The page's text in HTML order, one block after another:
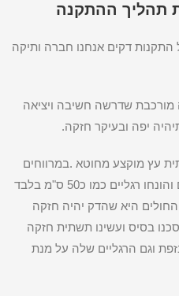
תהליך ההתקנה
דקים אנחנו חברה ותיקה
שדרשה חשיבה ויציאה
יפה ובעיקר חזקה.
עץ מוקצע מחוטא .במרווחים
קטנים של 30-35 ס"מ בין המרישים והונחו רגליים כמו כ50 ס"מ בלבד
היא שהדק יהיה חזקה
,. ולכן לא חסכנו בסיס ועשינו תשתית חזקה
וגם הרגליים שלה על מנת